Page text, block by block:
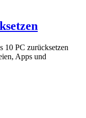
10 PC zurücksetzen
Apps und